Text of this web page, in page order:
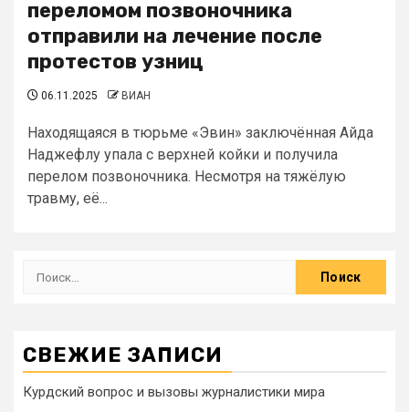
переломом позвоночника
отправили на лечение после
протестов узниц
06.11.2025 ВИАН
Находящаяся в тюрьме «Эвин» заключённая Айда
Наджефлу упала с верхней койки и получила
перелом позвоночника. Несмотря на тяжёлую
травму, её...
СВЕЖИЕ ЗАПИСИ
Курдский вопрос и вызовы журналистики мира